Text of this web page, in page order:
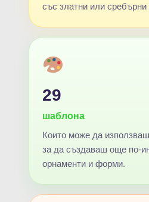
със златни или сребърни
29
шаблона
Които може да
за да създаваш още по-
орнаменти и форми.